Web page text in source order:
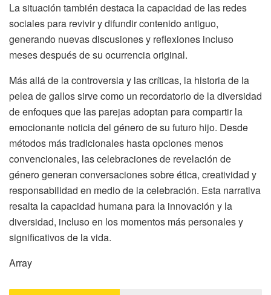
La situación también destaca la capacidad de las redes
sociales para revivir y difundir contenido antiguo,
generando nuevas discusiones y reflexiones incluso
meses después de su ocurrencia original.
Más allá de la controversia y las críticas, la historia de la
pelea de gallos sirve como un recordatorio de la diversidad
de enfoques que las parejas adoptan para compartir la
emocionante noticia del género de su futuro hijo. Desde
métodos más tradicionales hasta opciones menos
convencionales, las celebraciones de revelación de
género generan conversaciones sobre ética, creatividad y
responsabilidad en medio de la celebración. Esta narrativa
resalta la capacidad humana para la innovación y la
diversidad, incluso en los momentos más personales y
significativos de la vida.
Array